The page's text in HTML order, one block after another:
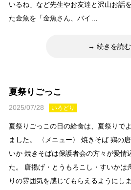
いるね」など先生やお友達と沢山お話
た金魚を「金魚さん、バイ…
続きを読む
夏祭りごっこ
2025/07/28 いろどり
夏祭りごっこの日の給食は、夏祭りで
ました。 〈メニュー〉 焼きそば 鶏の
いか 焼きそばは保護者会の方々が愛情
た。 唐揚げ・とうもろこし・すいかは
りの雰囲気を感じてもらえるようにし